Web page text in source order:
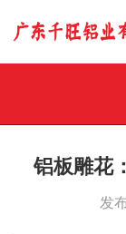
铝板雕花
发